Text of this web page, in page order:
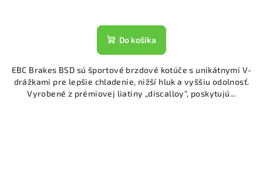
Do košíka
EBC Brakes BSD sú športové brzdové kotúče s unikátnymi V-
drážkami pre lepšie chladenie, nižší hluk a vyššiu odolnosť.
Vyrobené z prémiovej liatiny „discalloy“, poskytujú...